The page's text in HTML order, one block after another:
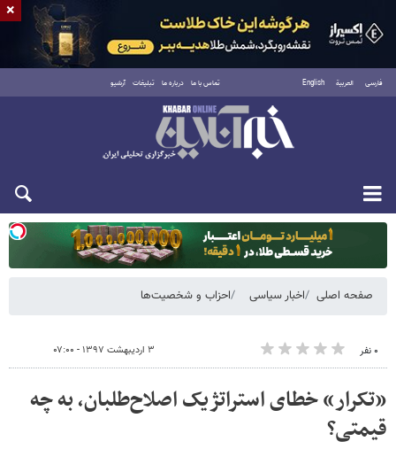
فارسی العربية English تماس با ما درباره ما تبلیغات آرشیو
یکشنبه ۱۸ مرداد ۱۴۰۵
صفحه اصلی اخبار سیاسی احزاب و شخصیت‌ها
۰ نفر ۳ اردیبهشت ۱۳۹۷ - ۰۷:۰۰
«تکرار» خطای استراتژیک اصلاح‌طلبان، به چه
قیمتی؟
×